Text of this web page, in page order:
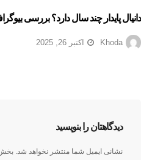
دانیال پایدار چند سال دارد؟ بررسی
Khoda اکتبر 26, 2025
دیدگاهتان را بنویسید
نشانی ایمیل شما منتشر نخواهد شد.